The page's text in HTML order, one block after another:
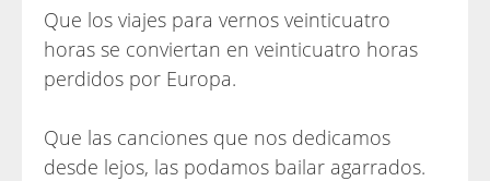
Que los viajes para vernos veinticuatro
horas se conviertan en veinticuatro horas
perdidos por Europa.
Que las canciones que nos dedicamos
desde lejos, las podamos bailar agarrados.